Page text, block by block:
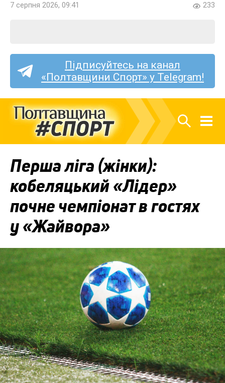
7 серпня 2026, 09:41 233
Підписуйтесь на канал
«Полтавщини Спорт» у Telegram!
Перша ліга (жінки):
кобеляцький «Лідер»
почне чемпіонат в гостях
у «Жайвора»